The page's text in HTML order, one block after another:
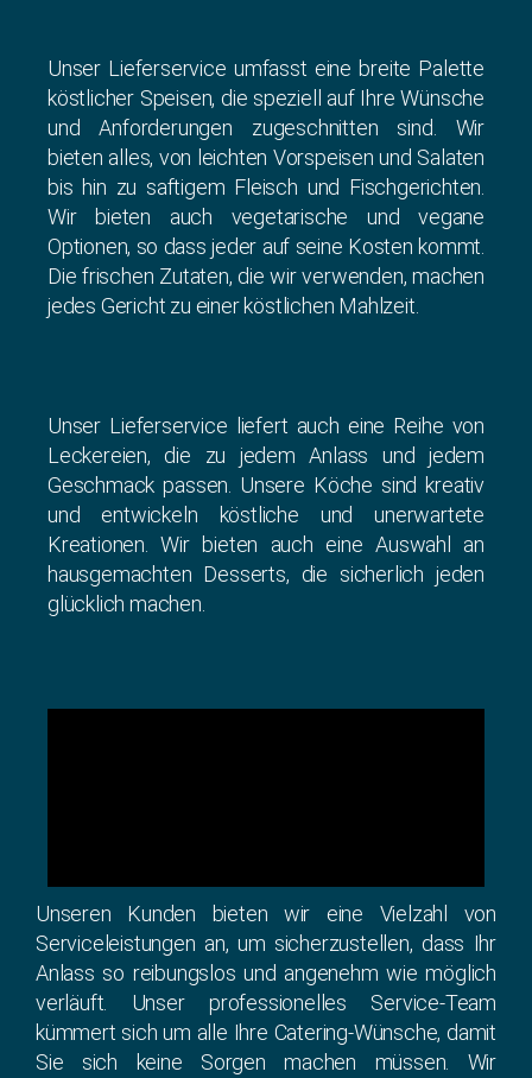
Unser Lieferservice umfasst eine breite Palette
köstlicher Speisen, die speziell auf Ihre Wünsche
und Anforderungen zugeschnitten sind. Wir
bieten alles, von leichten Vorspeisen und Salaten
bis hin zu saftigem Fleisch und Fischgerichten.
Wir bieten auch vegetarische und vegane
Optionen, so dass jeder auf seine Kosten kommt.
Die frischen Zutaten, die wir verwenden, machen
jedes Gericht zu einer köstlichen Mahlzeit.
Unser Lieferservice liefert auch eine Reihe von
Leckereien, die zu jedem Anlass und jedem
Geschmack passen. Unsere Köche sind kreativ
und entwickeln köstliche und unerwartete
Kreationen. Wir bieten auch eine Auswahl an
hausgemachten Desserts, die sicherlich jeden
glücklich machen.
Unseren Kunden bieten wir eine Vielzahl von
Serviceleistungen an, um sicherzustellen, dass Ihr
Anlass so reibungslos und angenehm wie möglich
verläuft. Unser professionelles Service-Team
kümmert sich um alle Ihre Catering-Wünsche, damit
Sie sich keine Sorgen machen müssen. Wir